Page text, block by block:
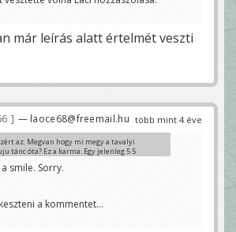
az RTL-en a távgyógyítókat is 😀
a smile. Sorry.
már leírás alatt értelmét veszti
több mint 4 éve
— laoce68@freemail.hu
az. Megvan hogy mi megy a tavalyi
tánc óta? Ez a karma. Egy jelenleg 5 5
laoce
is 😀
smile. Sorry.
a kommentet...